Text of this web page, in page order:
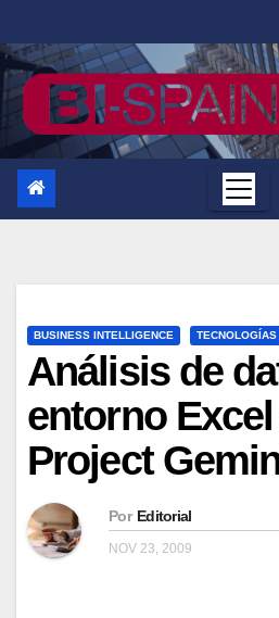
al
contenido
BUSINESS INTELLIGENCE TECNOLOGÍAS
Análisis de
entorno
Project
Por Editorial
NOV 23, 2009